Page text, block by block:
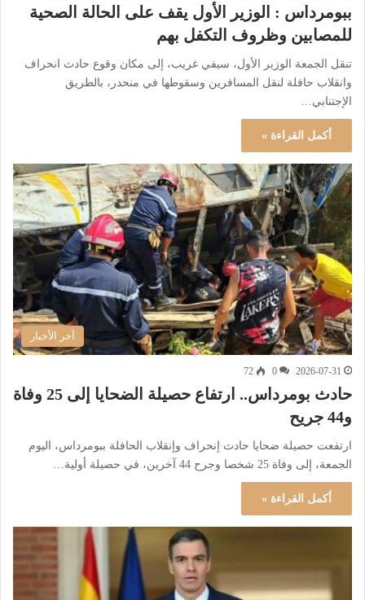
ببومرداس : الوزير الأول يقف على الحالة الصحية
للمصابين وظروف التكفل بهم
تنقل الجمعة الوزير الأول، سيفي غريب، إلى مكان وقوع حادث انحراف
وانقلاب حافلة لنقل المسافرين وسقوطها في منحدر، بالطريق
الإجتنابي…
أكمل القراءة »
آخر الأخبار
2026-07-31
0
72
حادث بومرداس.. ارتفاع حصيلة الضحايا إلى 25 وفاة
و44 جريح
ارتفعت حصيلة ضحايا حادث إنحراف وإنقلاب الحافلة ببومرداس، اليوم
الجمعة، إلى وفاة 25 شخصا وجرح 44 آخرين، في حصيلة أولية…
أكمل القراءة »